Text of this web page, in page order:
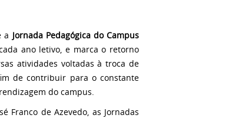
a Jornada Pedagógica do Campus
ano letivo, e marca o retorno
atividades voltadas à troca de
de contribuir para o constante
do campus.
Franco de Azevedo, as Jornadas